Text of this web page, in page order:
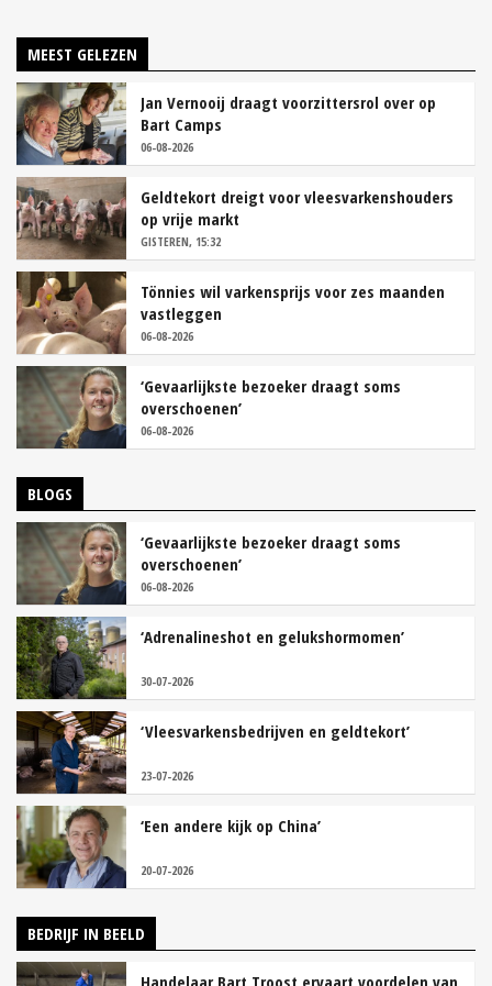
MEEST GELEZEN
Jan Vernooij draagt voorzittersrol over op
Bart Camps
06-08-2026
Geldtekort dreigt voor vleesvarkenshouders
op vrije markt
GISTEREN, 15:32
Tönnies wil varkensprijs voor zes maanden
vastleggen
06-08-2026
‘Gevaarlijkste bezoeker draagt soms
overschoenen’
06-08-2026
BLOGS
‘Gevaarlijkste bezoeker draagt soms
overschoenen’
06-08-2026
‘Adrenalineshot en gelukshormomen’
30-07-2026
‘Vleesvarkensbedrijven en geldtekort’
23-07-2026
‘Een andere kijk op China’
20-07-2026
BEDRIJF IN BEELD